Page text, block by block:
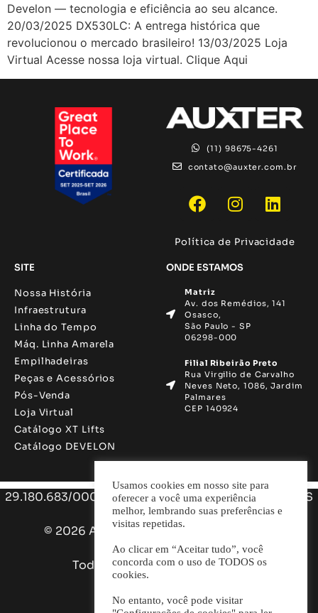
Develon — tecnologia e eficiência ao seu alcance.
20/03/2025 DX530LC: A entrega histórica que
revolucionou o mercado brasileiro! 13/03/2025 Loja
Virtual Acesse nossa loja virtual. Clique Aqui
(11) 98675-4261
contato@auxter.com.br
Política de Privacidade
SITE
Nossa História
Infraestrutura
Linha do Tempo
Máq. Linha Amarela
Empilhadeiras
Peças e Acessórios
Pós-Venda
Loja Virtual
Catálogo XT Lifts
Catálogo DEVELON
ONDE ESTAMOS
Matriz
Av. dos Remédios, 141
Osasco,
São Paulo - SP
06298-000
Filial Ribeirão Preto
Rua Virgilio de Carvalho
Neves Neto, 1086, Jardim
Palmares
CEP 140924
29.180.683/0001-98 AUXTER SP MÁQUINAS E PARTS
LTDA.
© 2026 Auxter Soluções em Máquinas e
Equipamentos.
Todos os direitos reservados.
Desenvolvido por
Usamos cookies em nosso site para
oferecer a você uma experiência
melhor, lembrando suas preferências e
visitas repetidas.
Ao clicar em “Aceitar tudo”, você
concorda com o uso de TODOS os
cookies.
No entanto, você pode visitar